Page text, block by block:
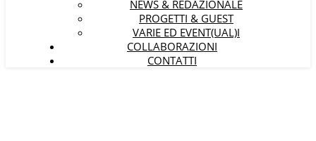
NEWS & REDAZIONALE
PROGETTI & GUEST
VARIE ED EVENT(UAL)I
COLLABORAZIONI
CONTATTI